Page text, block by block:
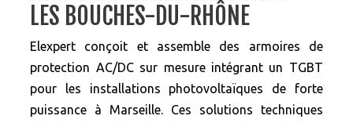
LES BOUCHES-DU-RHÔNE
Elexpert conçoit et assemble des armoires de
protection AC/DC sur mesure intégrant un TGBT
pour les installations photovoltaïques de forte
puissance à Marseille. Ces solutions techniques